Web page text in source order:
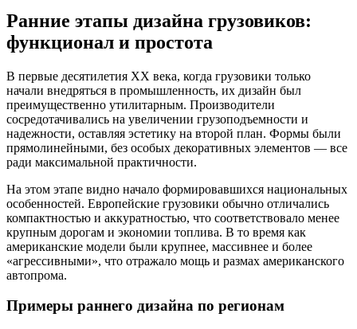
Ранние этапы дизайна грузовиков:
функционал и простота
В первые десятилетия XX века, когда грузовики только
начали внедряться в промышленность, их дизайн был
преимущественно утилитарным. Производители
сосредотачивались на увеличении грузоподъемности и
надежности, оставляя эстетику на второй план. Формы были
прямолинейными, без особых декоративных элементов — все
ради максимальной практичности.
На этом этапе видно начало формировавшихся национальных
особенностей. Европейские грузовики обычно отличались
компактностью и аккуратностью, что соответствовало менее
крупным дорогам и экономии топлива. В то время как
американские модели были крупнее, массивнее и более
«агрессивными», что отражало мощь и размах американского
автопрома.
Примеры раннего дизайна по регионам